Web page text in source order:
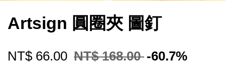
Artsign 圓圈夾 圖釘
NT$ 66.00 NT$ 168.00 -60.7%